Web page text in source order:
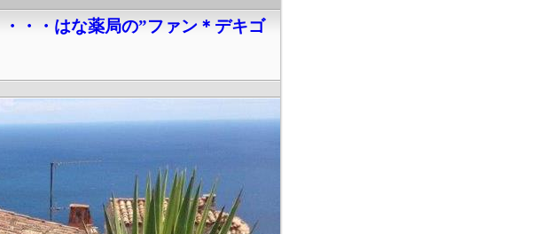
・・はな薬局の”ファン＊デキゴ